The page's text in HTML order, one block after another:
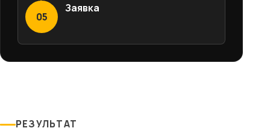
05
Заявка
РЕЗУЛЬТАТ